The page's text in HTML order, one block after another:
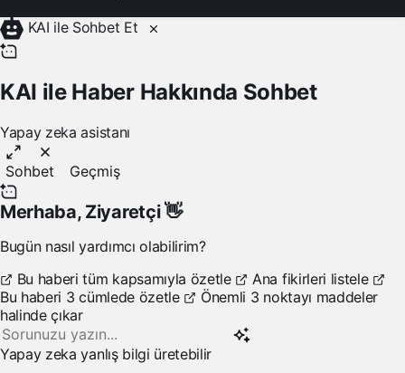
KAI ile Sohbet Et
KAI ile Haber Hakkında Sohbet
Yapay zeka asistanı
Sohbet Geçmiş
Merhaba, Ziyaretçi👋
Bugün nasıl yardımcı olabilirim?
Bu haberi tüm kapsamıyla özetle
Ana fikirleri listele
Bu haberi 3 cümlede özetle
Önemli 3 noktayı maddeler
halinde çıkar
Yapay zeka yanlış bilgi üretebilir